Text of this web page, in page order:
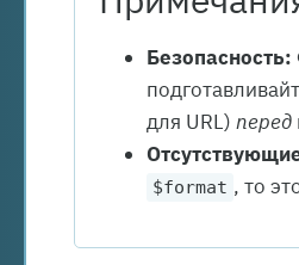
Безопасность:
для URL) перед
$format , то